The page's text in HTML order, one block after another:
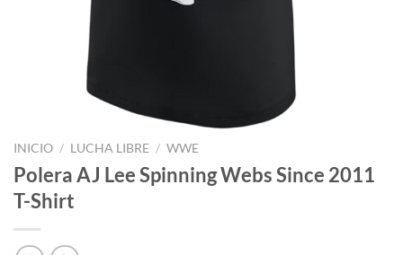
INICIO / LUCHA LIBRE / WWE
Polera AJ Lee Spinning Webs Since 2011
T-Shirt